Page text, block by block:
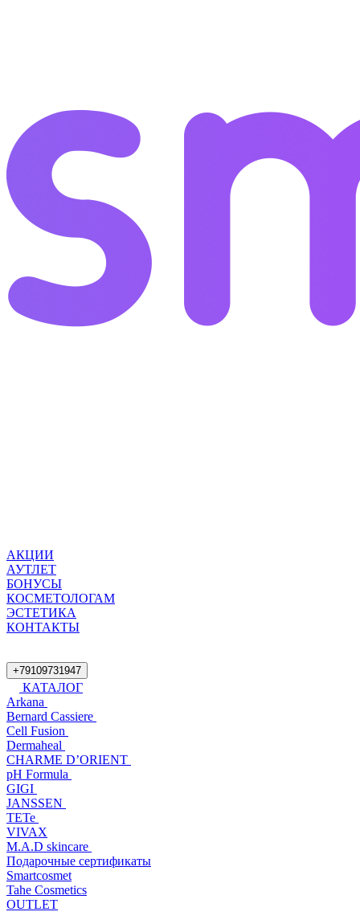
АКЦИИ
АУТЛЕТ
БОНУСЫ
КОСМЕТОЛОГАМ
ЭСТЕТИКА
КОНТАКТЫ
+79109731947
КАТАЛОГ
Arkana
Bernard Cassiere
Cell Fusion
Dermaheal
CHARME D’ORIENT
pH Formula
GIGI
JANSSEN
TETe
VIVAX
M.A.D skincare
Подарочные сертификаты
Smartcosmet
Tahe Cosmetics
OUTLET